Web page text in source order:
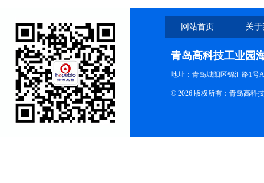
网站首页 关
青岛高科技工业园
地址：青岛城阳区锦汇路1号
© 2026 版权所有：青岛高科